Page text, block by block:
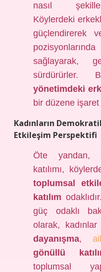
nasıl
Köylerdeki
güçlendirerek
sağlayarak,
yönetimdeki
bir düzene işaret
Kadınların
Etkileşim Perspektifi
Öte yandan,
katılımı,
toplumsal
katılım
güç odaklı
olarak,
dayanışma,
gönüllü
toplumsal